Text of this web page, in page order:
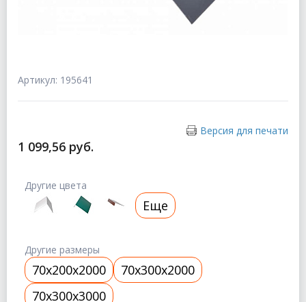
Артикул: 195641
Версия для печати
1 099,56 руб.
Другие цвета
Еще
Другие размеры
70x200x2000
70x300x2000
70x300x3000